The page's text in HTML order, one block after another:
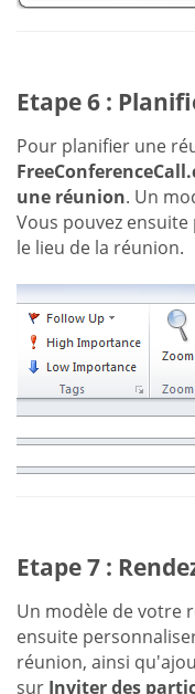
Etape 6 :
Pour planifier une
une réunion. Un
Vous pouvez
le lieu de la réunion.
Etape 7 :
Un modèle de votre
ensuite
réunion, ainsi
sur Inviter des